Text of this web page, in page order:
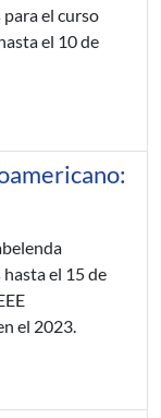
el curso
el 10 de
el 15 de
el 2023.